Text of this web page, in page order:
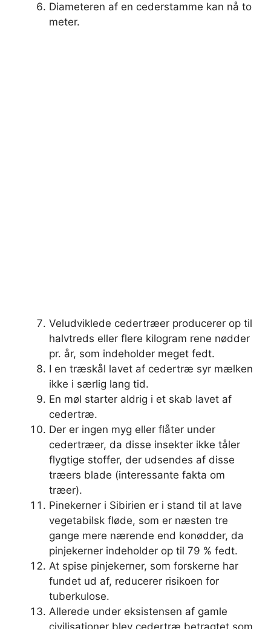
Diameteren af ​​en cederstamme kan nå to
meter.
Veludviklede cedertræer producerer op til
halvtreds eller flere kilogram rene nødder
pr. år, som indeholder meget fedt.
I en træskål lavet af cedertræ syr mælken
ikke i særlig lang tid.
En møl starter aldrig i et skab lavet af
cedertræ.
Der er ingen myg eller flåter under
cedertræer, da disse insekter ikke tåler
flygtige stoffer, der udsendes af disse
træers blade (interessante fakta om
træer).
Pinekerner i Sibirien er i stand til at lave
vegetabilsk fløde, som er næsten tre
gange mere nærende end konødder, da
pinjekerner indeholder op til 79 % fedt.
At spise pinjekerner, som forskerne har
fundet ud af, reducerer risikoen for
tuberkulose.
Allerede under eksistensen af ​​gamle
civilisationer blev cedertræ betragtet som